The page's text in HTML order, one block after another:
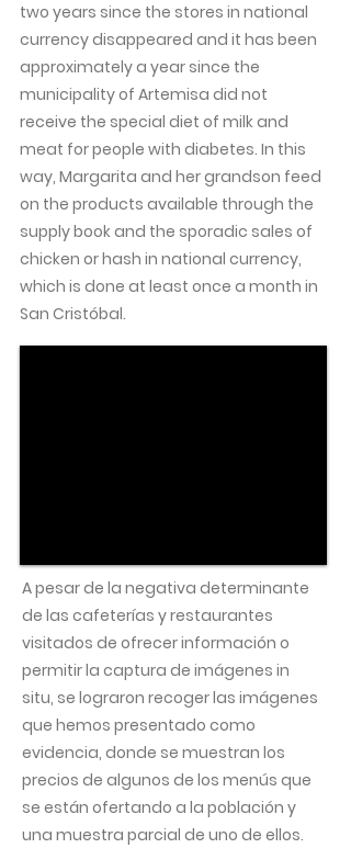
two years since the stores in national
currency disappeared and it has been
approximately a year since the
municipality of Artemisa did not
receive the special diet of milk and
meat for people with diabetes. In this
way, Margarita and her grandson feed
on the products available through the
supply book and the sporadic sales of
chicken or hash in national currency,
which is done at least once a month in
San Cristóbal.
A pesar de la negativa determinante
de las cafeterías y restaurantes
visitados de ofrecer información o
permitir la captura de imágenes in
situ, se lograron recoger las imágenes
que hemos presentado como
evidencia, donde se muestran los
precios de algunos de los menús que
se están ofertando a la población y
una muestra parcial de uno de ellos.